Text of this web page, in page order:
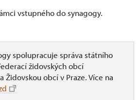
vstupného do synagogy.
spolupracuje správa státního
židovských obcí
Židovskou obcí v Praze. Více na